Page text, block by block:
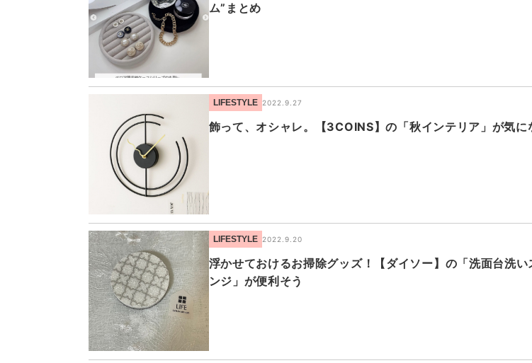
ム”まとめ
LIFESTYLE 2022.9.27
飾って、オシャレ。【3COINS】の「秋インテリア」が気に
LIFESTYLE 2022.9.20
浮かせておけるお掃除グッズ！【ダイソー】の「洗面台洗い
ンジ」が便利そう